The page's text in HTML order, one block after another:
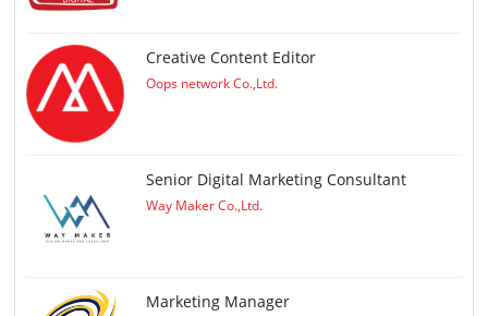
Creative Content Editor
Oops network Co.,Ltd.
Senior Digital Marketing Consultant
Way Maker Co.,Ltd.
Marketing Manager